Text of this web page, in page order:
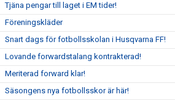
Tjäna pengar till laget i EM tider!
Föreningskläder
Snart dags för fotbollsskolan i Husqvarna FF!
Lovande forwardstalang kontrakterad!
Meriterad forward klar!
Säsongens nya fotbollsskor är här!